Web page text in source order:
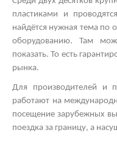
пластиками и
найдётся нужная тема по
оборудованию. Там
показать. То есть
рынка.
Для производителей и
работают на
посещение зарубежных
поездка за границу, а